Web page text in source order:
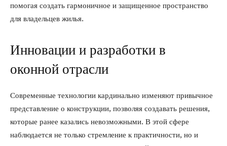
помогая создать гармоничное и защищенное пространство
для владельцев жилья.
Инновации и разработки в
оконной отрасли
Современные технологии кардинально изменяют привычное
представление о конструкции, позволяя создавать решения,
которые ранее казались невозможными. В этой сфере
наблюдается не только стремление к практичности, но и